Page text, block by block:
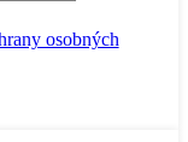
osobných